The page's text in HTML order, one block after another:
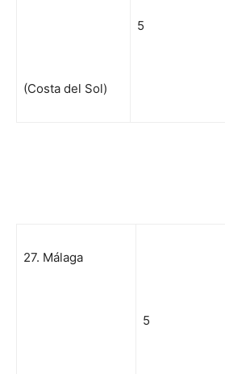
(Costa del Sol)
5
27. Málaga
5